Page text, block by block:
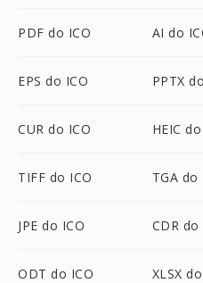
PDF do ICO AI do
EPS do ICO PPTX
CUR do ICO HEIC
TIFF do ICO TGA do
JPE do ICO CDR do
ODT do ICO XLSX